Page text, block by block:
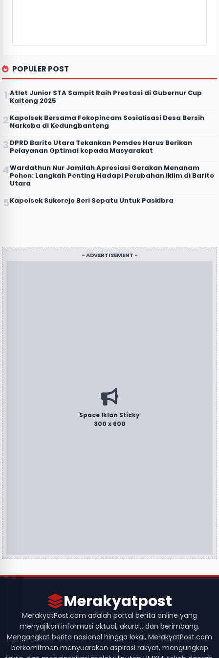
POPULER POST
Atlet Junior STA Sampit Raih Prestasi di Gubernur Cup
Kalteng 2025
Kapolsek Bersama Fokopincam Sosialisasi Desa Bersih
Narkoba di Kedungbanteng
DPRD Barito Utara Tekankan Pemdes Harus Berikan
Pelayanan Optimal kepada Masyarakat
Wardathun Nur Jamilah Apresiasi Gerakan Menanam
Pohon: Langkah Penting Hadapi Perubahan Iklim di Barito
Utara
Kapolsek Sukorejo Beri Sepatu Untuk Paskibra
- ADVERTISEMENT -
Space Iklan Sticky
300 x 600
Merakyatpost
MerakyatPost.com adalah portal berita online yang
menyajikan informasi aktual, akurat, dan berimbang.
Mengangkat berita nasional hingga lokal, MerakyatPost.com
berkomitmen menyuarakan aspirasi rakyat, mengungkap